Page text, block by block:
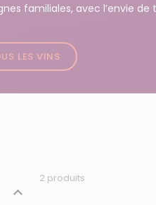
familiales, avec l’envie de
LES VINS
2 produits